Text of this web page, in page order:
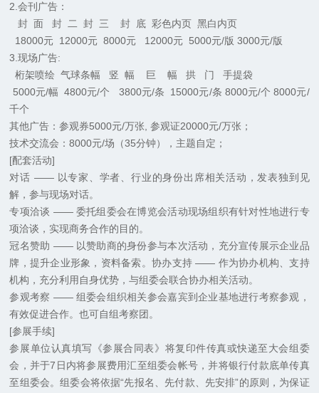
2.会刊广告：
封 面 封 二 封 三 封 底 彩色内页 黑白内页
18000元 12000元 8000元 12000元 5000元/版 3000元/版
3.现场广告:
桁架喷绘 气球条幅 竖 幅 巨 幅 拱 门 手提袋
5000元/幅 4800元/个 3800元/条 15000元/条 8000元/个 8000元/
千个
其他广告：参观券5000元/万张, 参观证20000元/万张；
技术交流会：8000元/场（35分钟），主题自定；
[配套活动]
对话 —— 以专家、学者、行业的身份出席相关活动，发表独到见
解，参与现场对话。
专项洽谈 —— 委托组委会在博览会活动现场组织有针对性地进行专
项洽谈，实现商务合作的目的。
冠名赞助 —— 以赞助商的身份参与本次活动，充分宣传展示企业品
牌，提升企业形象，资料备索。协办支持 —— 作为协办机构、支持
机构，充分利用自身优势，与组委会联合协办相关活动。
参观考察 —— 组委会组织相关参会嘉宾到企业基地进行考察参观，
有效促进合作。也可自组考察团。
[参展手续]
参展单位认真填写《参展合同表》将复印件传真或快递至大会组委
会，并于7日内将参展费用汇至组委会帐号，并将银行付款底单传真
至组委会。组委会将依据“先报名、先付款、先安排”的原则，为保证